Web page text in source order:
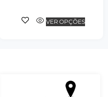
VER OPÇÕES